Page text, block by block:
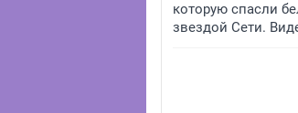
которую спасли
звездой Сети.